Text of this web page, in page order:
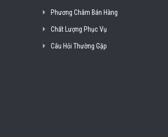
Phương Châm Bán Hàng
Chất Lượng Phục Vụ
Câu Hỏi Thường Gặp